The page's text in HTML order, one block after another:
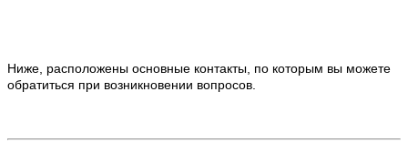
Ниже, расположены основные контакты, по которым вы можете
обратиться при возникновении вопросов.